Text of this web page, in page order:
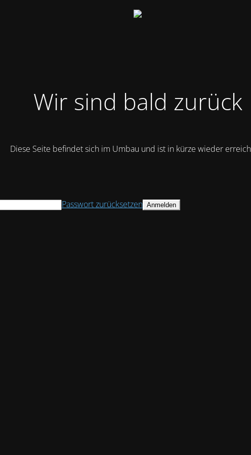
Wir sind bald zurück
Diese Seite befindet sich im Umbau und ist in kürze wieder
Passwort zurücksetzen